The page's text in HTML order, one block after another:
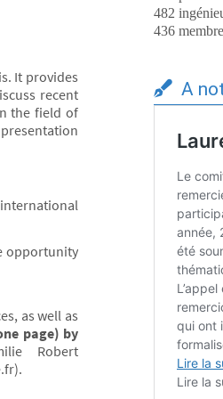
It provides
recent
the field of
opportunity
as well as
page) by
Robert
482
436
A